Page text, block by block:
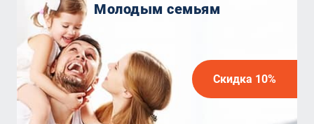
Молодым семьям
Скидка 10%